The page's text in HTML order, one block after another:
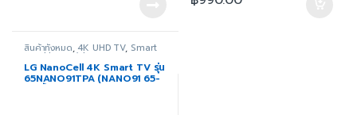
5
o
สินค้าทั้งหมด, 4K UHD TV, Smart
ทีวี ภาพ/เสียง
LG NanoCell 4K Smart TV รุ่น
65NANO91TPA (NANO91 65-